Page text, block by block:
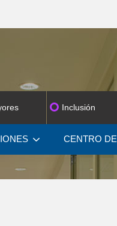
CENTRO DE
Inclusión